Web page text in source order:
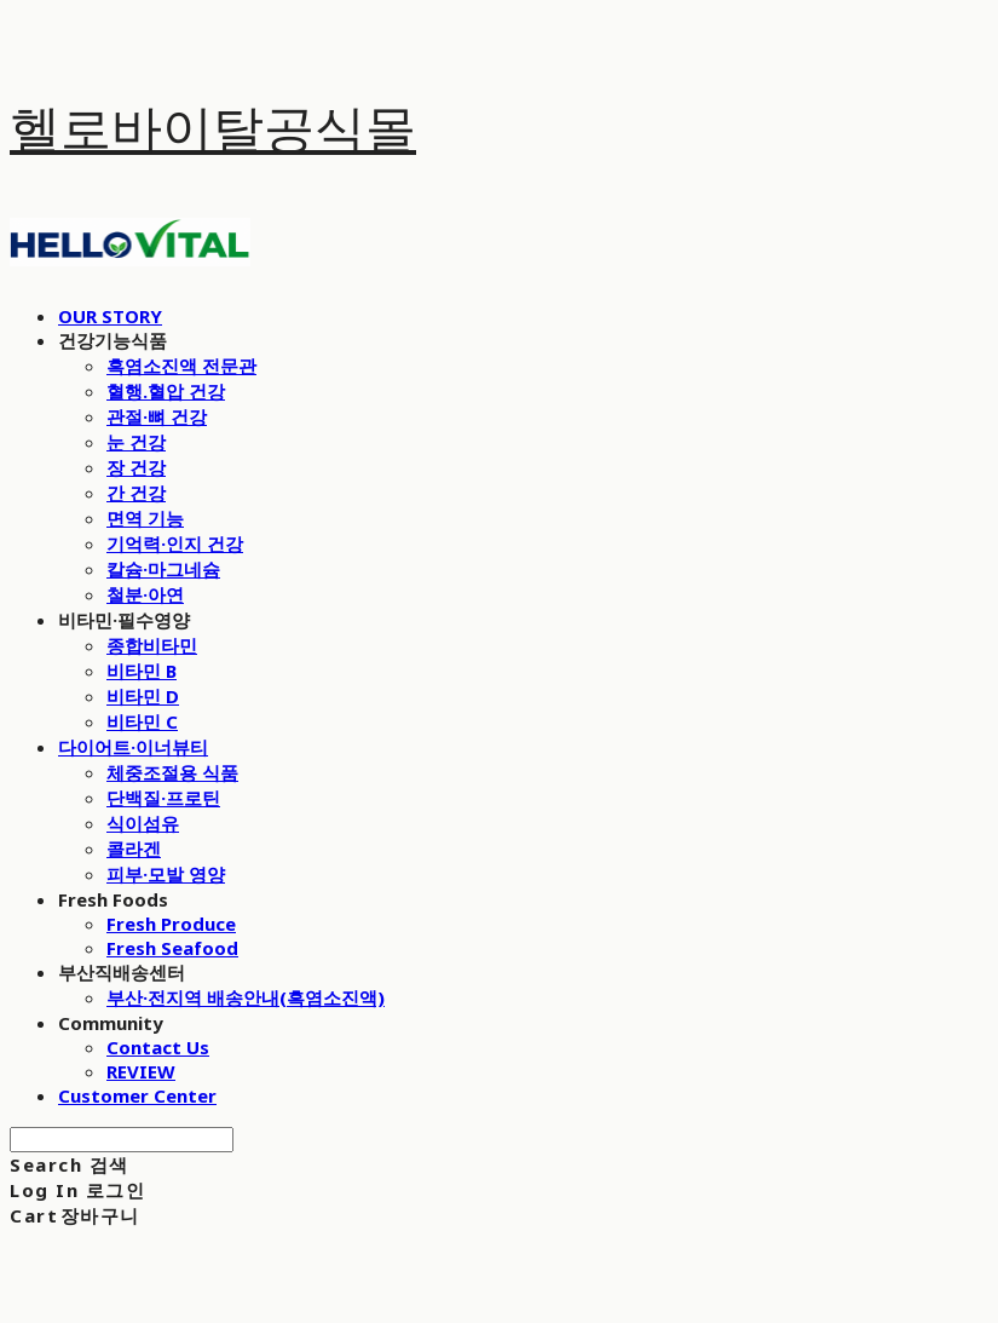
헬로바이탈공식몰
OUR STORY
건강기능식품
흑염소진액 전문관
혈행.혈압 건강
관절·뼈 건강
눈 건강
장 건강
간 건강
면역 기능
기억력·인지 건강
칼슘·마그네슘
철분·아연
비타민·필수영양
종합비타민
비타민 B
비타민 D
비타민 C
다이어트·이너뷰티
체중조절용 식품
단백질·프로틴
식이섬유
콜라겐
피부·모발 영양
Fresh Foods
Fresh Produce
Fresh Seafood
부산직배송센터
부산·전지역 배송안내(흑염소진액)
Community
Contact Us
REVIEW
Customer Center
Search 검색
Log In 로그인
Cart 장바구니